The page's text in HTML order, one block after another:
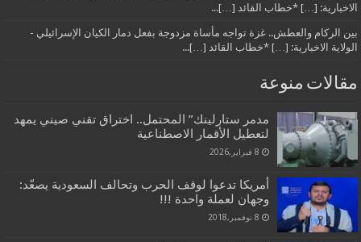
الاخبارية: […] *خطاب القائد […]...
بين الركام والعطش.. غزة تواجه مأساة مزدوجة بفعل دمار الكيان الإسرائيلي -
الولاية الاخبارية: […] *خطاب القائد […]...
مقالات منوعة
مدمر ستارلينك” المحتمل.. اختراق تقني صيني يمهد
لتعطيل الأقمار الاصطناعية
8 فبراير,2026
أمريكا تدعوا لوقف الحرب وتحالف السعودية يصعّد:
وجهان لعملة واحدة !!!
8 نوفمبر,2018